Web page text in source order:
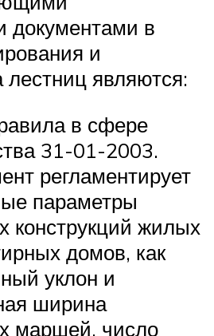
документами в
и
лестниц являются:
в сфере
31-01-2003.
регламентирует
параметры
конструкций жилых
домов, как
уклон и
ширина
маршей, число